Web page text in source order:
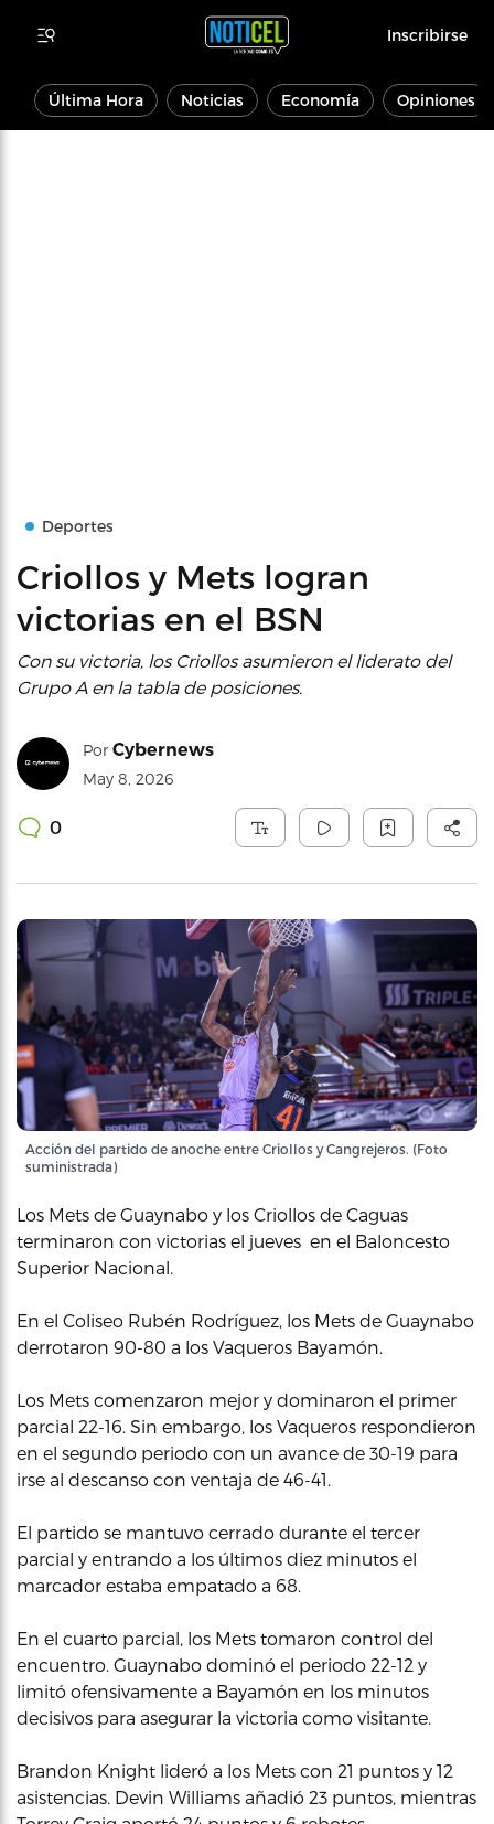
Inscribirse
Última Hora Noticias Economía Opiniones
Deportes
Criollos y Mets logran
victorias en el BSN
Con su victoria, los Criollos asumieron el liderato del
Grupo A en la tabla de posiciones.
Por Cybernews
May 8, 2026
0
Acción del partido de anoche entre Criollos y Cangrejeros. (Foto
suministrada)
Los Mets de Guaynabo y los Criollos de Caguas
terminaron con victorias el jueves en el Baloncesto
Superior Nacional.
En el Coliseo Rubén Rodríguez, los Mets de Guaynabo
derrotaron 90-80 a los Vaqueros Bayamón.
Los Mets comenzaron mejor y dominaron el primer
parcial 22-16. Sin embargo, los Vaqueros respondieron
en el segundo periodo con un avance de 30-19 para
irse al descanso con ventaja de 46-41.
El partido se mantuvo cerrado durante el tercer
parcial y entrando a los últimos diez minutos el
marcador estaba empatado a 68.
En el cuarto parcial, los Mets tomaron control del
encuentro. Guaynabo dominó el periodo 22-12 y
limitó ofensivamente a Bayamón en los minutos
decisivos para asegurar la victoria como visitante.
Brandon Knight lideró a los Mets con 21 puntos y 12
asistencias. Devin Williams añadió 23 puntos, mientras